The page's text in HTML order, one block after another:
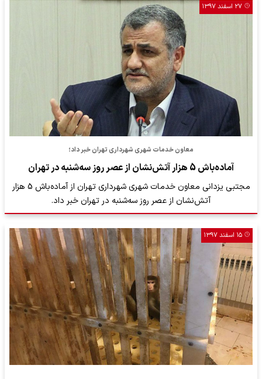
۲۷ اسفند ۱۳۹۷
معاون خدمات شهری شهرداری تهران خبر داد؛
آماده‌باش 5 هزار آتش‌نشان از عصر روز سه‌شنبه در تهران
مجتبی یزدانی معاون خدمات شهری شهرداری تهران از آماده‌باش 5 هزار
آتش‌نشان از عصر روز سه‌شنبه در تهران خبر داد.
۱۵ اسفند ۱۳۹۷